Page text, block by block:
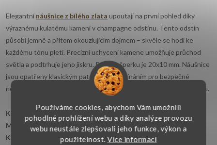
Používáme cookies, abychom Vám umožnili
pohodlné prohlížení webu a díky analýze provozu
webu neustále zlepšovali jeho funkce, výkon a
použitelnost.Více informací
Elegantní náušnice z bílého zlata upoutají na první pohled díky
výraznému kulatému kameni v champagne odstínu. Tento odstín
působí jemně a přitom okouzlujícím dojmem – skvěle se hodí ke
každému tónu pleti. Precizní uchycení kamene umožňuje průchod
světla a podtrhuje jeho jiskru. Rozměr šperku je 20x10 mm. Náušnice
jsou opatřeny klasickým patentovým zapínáním pro bezpečné
nošení. Výborný doplněk jak k letním šatům, tak k večernímu outfitu.
Klíčové vlastnosti:
Materiál:
bílé zlato 14kt. 585/1000
Kámen:
zirkon v barvě champagne